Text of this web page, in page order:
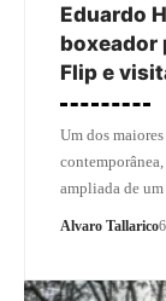
Eduardo
boxeador
Flip e
Um dos
ampliada de
Alvaro Tallarico